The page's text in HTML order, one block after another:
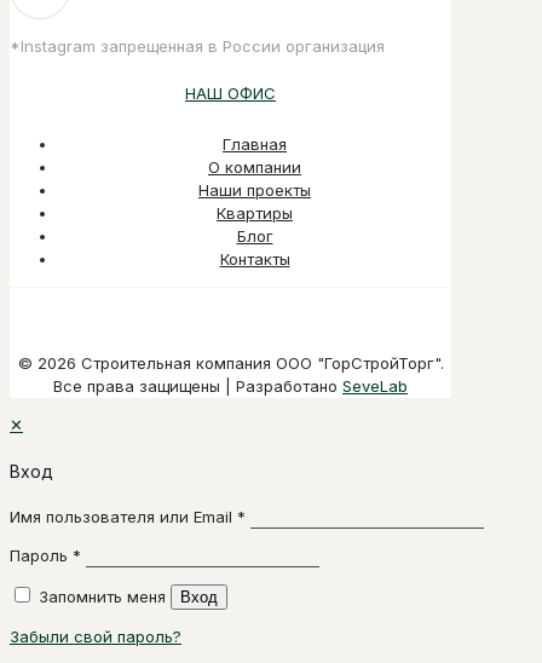
*Instagram запрещенная в России организация
НАШ ОФИС
Главная
О компании
Наши проекты
Квартиры
Блог
Контакты
© 2026 Строительная компания ООО "ГорСтройТорг".
Все права защищены | Разработано SeveLab
✕
Вход
Имя пользователя или Email *
Пароль *
Запомнить меня Вход
Забыли свой пароль?